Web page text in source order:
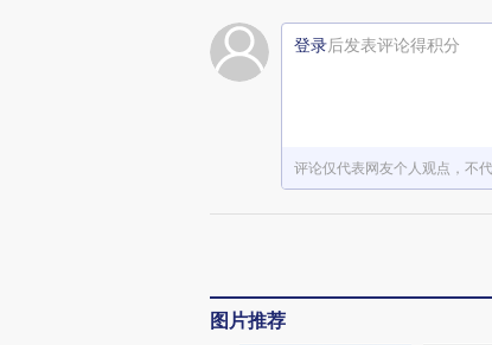
登录后发表评论得积分
评论仅代表网友个人观点，不
图片推荐